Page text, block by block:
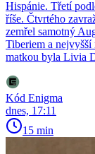
Hispánie. Třetí
říše. Čtvrtého
zemřel samotný
Tiberiem a
matkou byla Livia
Kód Enigma
dnes, 17:11
15 min